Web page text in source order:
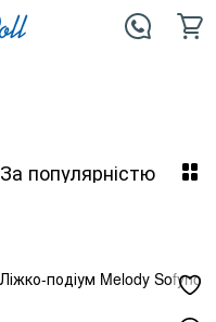
За популярністю